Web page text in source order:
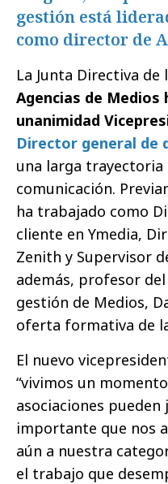
gestión está
como director de
La Junta Directiva de
Agencias de
unanimidad
Director general de
una larga trayectoria
comunicación.
ha trabajado como
cliente en Ymedia,
Zenith y Supervisor
además, profesor
gestión de Medios,
oferta formativa de
El nuevo
“vivimos un
asociaciones
importante que nos
aún a nuestra
el trabajo que